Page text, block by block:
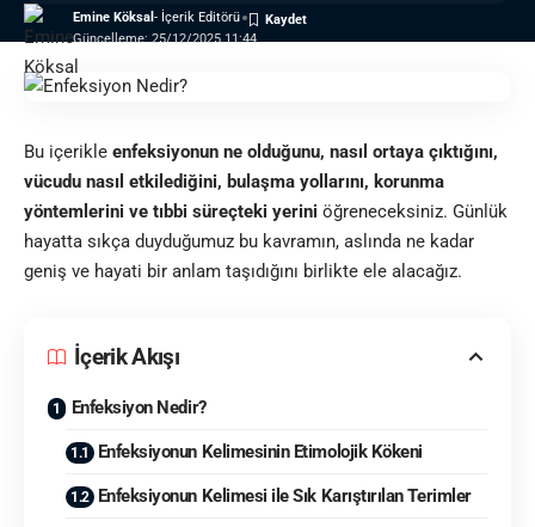
Güncelleme: 25/12/2025 11:44
Emine Köksal - İçerik Editörü
Bu içerikle enfeksiyonun ne olduğunu, nasıl ortaya çıktığını,
vücudu nasıl etkilediğini, bulaşma yollarını, korunma
yöntemlerini ve tıbbi süreçteki yerini öğreneceksiniz. Günlük
hayatta sıkça duyduğumuz bu kavramın, aslında ne kadar
geniş ve hayati bir anlam taşıdığını birlikte ele alacağız.
İçerik Akışı
Enfeksiyon Nedir?
Enfeksiyonun Kelimesinin Etimolojik Kökeni
Enfeksiyonun Kelimesi ile Sık Karıştırılan Terimler